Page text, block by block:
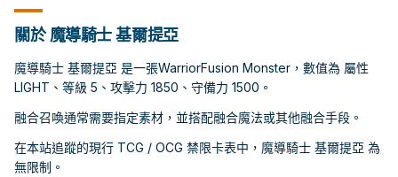
關於 魔導騎士 基爾提亞
魔導騎士 基爾提亞 是一張WarriorFusion Monster，數值為 屬性
LIGHT、等級 5、攻擊力 1850、守備力 1500。
融合召喚通常需要指定素材，並搭配融合魔法或其他融合手段。
在本站追蹤的現行 TCG / OCG 禁限卡表中，魔導騎士 基爾提亞 為
無限制。